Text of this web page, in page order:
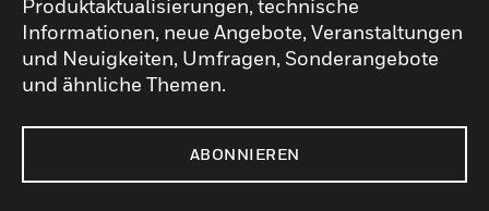
Produktaktualisierungen, technische
Informationen, neue Angebote, Veranstaltungen
und Neuigkeiten, Umfragen, Sonderangebote
und ähnliche Themen.
ABONNIEREN